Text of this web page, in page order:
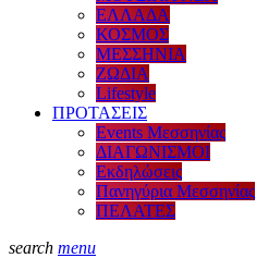
ΕΛΛΑΔΑ
ΚΟΣΜΟΣ
ΜΕΣΣΗΝΙΑ
ΖΩΔΙΑ
Lifestyle
ΠΡΟΤΑΣΕΙΣ
Events Μεσσηνίας
ΔΙΑΓΩΝΙΣΜΟΙ
Εκδηλώσεις
Πανηγύρια Μεσσηνίας
ΠΕΛΑΤΕΣ
search menu